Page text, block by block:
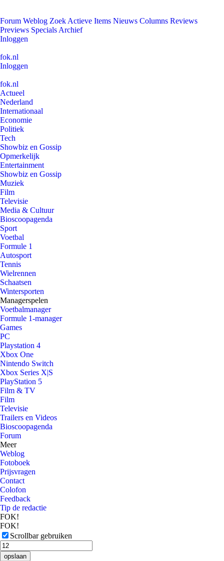
Forum Weblog Zoek Actieve Items Nieuws Columns Reviews
Previews Specials Archief
Inloggen
fok.nl
Inloggen
fok.nl
Actueel
Nederland
Internationaal
Economie
Politiek
Tech
Showbiz en Gossip
Opmerkelijk
Entertainment
Showbiz en Gossip
Muziek
Film
Televisie
Media & Cultuur
Bioscoopagenda
Sport
Voetbal
Formule 1
Autosport
Tennis
Wielrennen
Schaatsen
Wintersporten
Managerspelen
Voetbalmanager
Formule 1-manager
Games
PC
Playstation 4
Xbox One
Nintendo Switch
Xbox Series X|S
PlayStation 5
Film & TV
Film
Televisie
Trailers en Videos
Bioscoopagenda
Forum
Meer
Weblog
Fotoboek
Prijsvragen
Contact
Colofon
Feedback
Tip de redactie
FOK!
FOK!
Scrollbar gebruiken
opslaan